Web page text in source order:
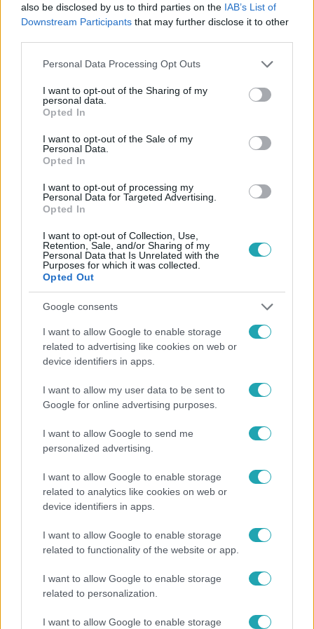
also be disclosed by us to third parties on the IAB’s List of
Downstream Participants that may further disclose it to other
Please note that this website/app uses one or more Google
not limited to your visit or usage behaviour. You may click to
grant or deny consent to Google and its third-party tags to
use your data for below specified purposes in below Google
consent section.
Personal Data Processing Opt Outs
I want to opt-out of the Sharing of my
personal data.
Opted In
I want to opt-out of the Sale of my
Personal Data.
Opted In
I want to opt-out of processing my
Personal Data for Targeted Advertising.
Opted In
I want to opt-out of Collection, Use,
Retention, Sale, and/or Sharing of my
Personal Data that Is Unrelated with the
Purposes for which it was collected.
Opted Out
Google consents
I want to allow Google to enable storage
related to advertising like cookies on web or
device identifiers in apps.
I want to allow my user data to be sent to
Google for online advertising purposes.
I want to allow Google to send me
personalized advertising.
I want to allow Google to enable storage
related to analytics like cookies on web or
device identifiers in apps.
I want to allow Google to enable storage
related to functionality of the website or app.
I want to allow Google to enable storage
related to personalization.
I want to allow Google to enable storage
11:36
2021. május 12. 17:40
A méretüknél már csak a szívük nagyobb – a
legnagyobb kutyafajtákkal ismerkedtünk!
kutya láttán, pedig ezeknek a jószágoknak a méreténél
már csak a szívük nagyobb. Amikor megszületnek, még ők
is elférnek a gazdi tenyerében, 3 hónappal később
azonban már biztosan megtízszerezik a születési
súlyukat. Vannak olyan fajták, akik tisztában vannak saját
méreteikkel, míg mások úgy bújnak gazdájuk ölébe a
maguk 80 kilójával, mintha még kiskutyák lennének.
Jöjjön a bizonyíték, hogy nem csak a kisebb ebek
2020. november 18. 18:20
580 millió forintnak megfelelő összegért kelt el a
világ legdrágább galambja
forintért, welsh corgi kutyát kétmillióért. De nagyon nehéz
elképzelni, hogy egy 8 vagy akár 10 millió forintot érő
galamb miben különbözik attól a madártól, ami mellett